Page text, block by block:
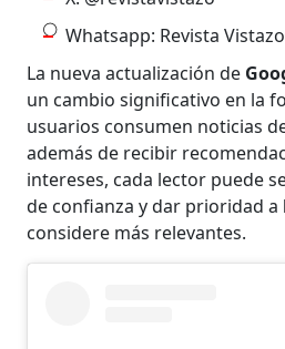
Whatsapp: Revista Vistazo
La nueva actualización de
un cambio significativo en la
usuarios consumen noticias
además de recibir
intereses, cada lector puede
de confianza y dar prioridad a
considere más relevantes.